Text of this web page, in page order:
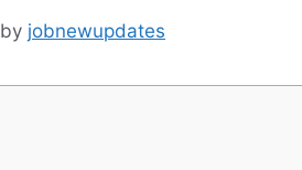
by jobnewupdates